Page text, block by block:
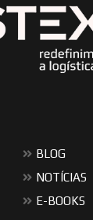
BLOG
NOTÍCIAS
E-BOOKS